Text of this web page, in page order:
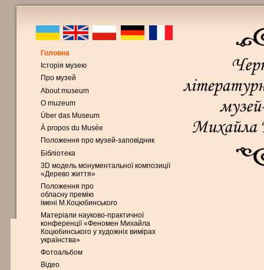
Головна
Історія музею
Про музей
About museum
O muzeum
Über das Museum
À propos du Musée
Положення про музей-заповідник
Бібліотека
3D модель монументальної композиції
«Дерево життя»
Положення про
обласну премію
імені М.Коцюбинського
Матеріали науково-практичної
конференції «Феномен Михайла
Коцюбинського у художніх вимірах
українства»
Фотоальбом
Відео